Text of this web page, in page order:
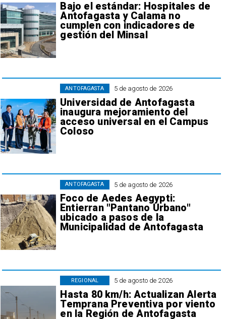
Bajo el estándar: Hospitales de
Antofagasta y Calama no
cumplen con indicadores de
gestión del Minsal
5 de agosto de 2026
Universidad de Antofagasta
inaugura mejoramiento del
acceso universal en el Campus
Coloso
ANTOFAGASTA
5 de agosto de 2026
Foco de Aedes Aegypti:
Entierran "Pantano Urbano"
ubicado a pasos de la
Municipalidad de Antofagasta
ANTOFAGASTA
5 de agosto de 2026
Hasta 80 km/h: Actualizan Alerta
Temprana Preventiva por viento
en la Región de Antofagasta
REGIONAL